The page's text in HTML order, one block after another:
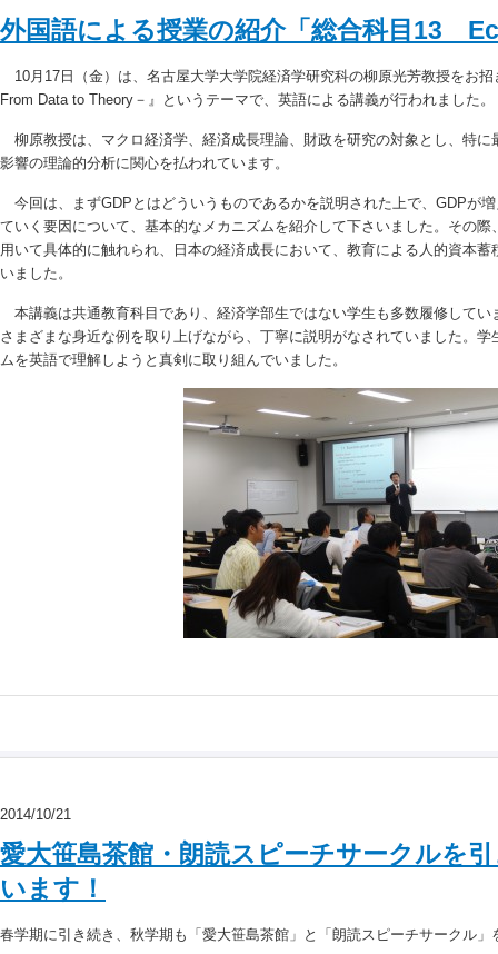
外国語による授業の紹介「総合科目13
10月17日（金）は、名古屋大学大学院経済学研究科の柳原光芳教授をお
From Data to Theory－』というテーマで、英語による講義が行われました。
柳原教授は、マクロ経済学、経済成長理論、財政を研究の対象とし、特に
影響の理論的分析に関心を払われています。
今回は、まずGDPとはどういうものであるかを説明された上で、GDPが
ていく要因について、基本的なメカニズムを紹介して下さいました。その
用いて具体的に触れられ、日本の経済成長において、教育による人的資本
いました。
本講義は共通教育科目であり、経済学部生ではない学生も多数履修してい
さまざまな身近な例を取り上げながら、丁寧に説明がなされていました。
ムを英語で理解しようと真剣に取り組んでいました。
2014/10/21
愛大笹島茶館・朗読スピーチサークルを
います！
春学期に引き続き、秋学期も「愛大笹島茶館」と「朗読スピーチサークル」